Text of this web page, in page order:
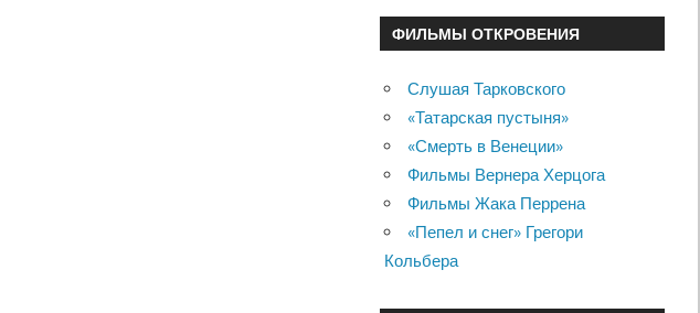
ФИЛЬМЫ ОТКРОВЕНИЯ
Слушая Тарковского
«Татарская пустыня»
«Смерть в Венеции»
Фильмы Вернера Херцога
Фильмы Жака Перрена
«Пепел и снег» Грегори
Кольбера